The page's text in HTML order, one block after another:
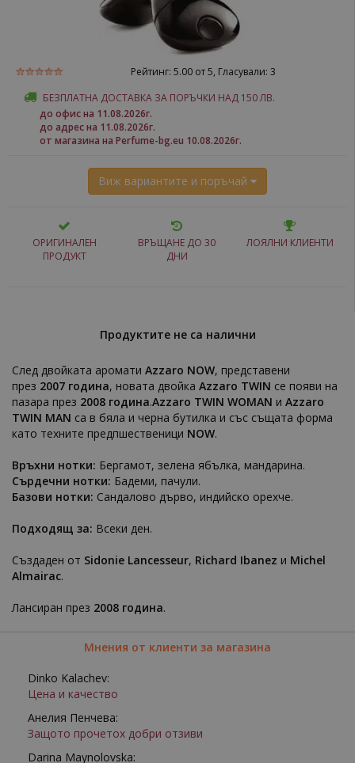
Рейтинг: 5.00от 5, Гласували: 3
БЕЗПЛАТНА ДОСТАВКА ЗА ПОРЪЧКИ НАД 150 ЛВ.
до офис на 11.08.2026г.
до адрес на 11.08.2026г.
от магазина на Perfume-bg.eu 10.08.2026г.
Виж вариантите и поръчай
ОРИГИНАЛЕН
ПРОДУКТ
ВРЪЩАНЕ ДО 30
ДНИ
ЛОЯЛНИ КЛИЕНТИ
Продуктите не са налични
След двойката аромати Azzaro NOW, представени
през 2007 година, новата двoйка Azzaro TWIN се появи на
пазара през 2008 година.Azzaro TWIN WOMAN и Azzaro
TWIN MAN са в бяла и черна бутилка и със същата форма
като техните предпшественици NOW.
Връхни нотки: Бергамот, зелена ябълка, мандарина.
Сърдечни нотки: Бадеми, пачули.
Базови нотки: Сандалово дърво, индийско орехче.
Подходящ за: Всеки ден.
Създаден от Sidonie Lancesseur, Richard Ibanez и Michel
Almairac.
Лансиран през 2008 година.
Мнения от клиенти за магазина
Dinko Kalachev:
Цена и качество
Анелия Пенчева:
Защото прочетох добри отзиви
Darina Maynolovska: